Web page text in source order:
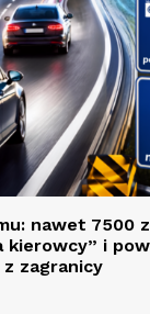
nawet 7500
kierowcy” i
zagranicy